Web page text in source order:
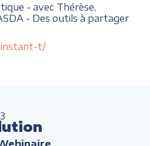
- avec Thérèse,
- Des outils à partager
t/